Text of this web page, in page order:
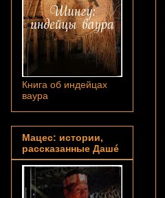
Книга об индейцах
ваура
Мацес: истории,
рассказанные Дашé